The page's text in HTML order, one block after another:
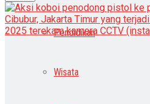
Pendidikan
Wisata